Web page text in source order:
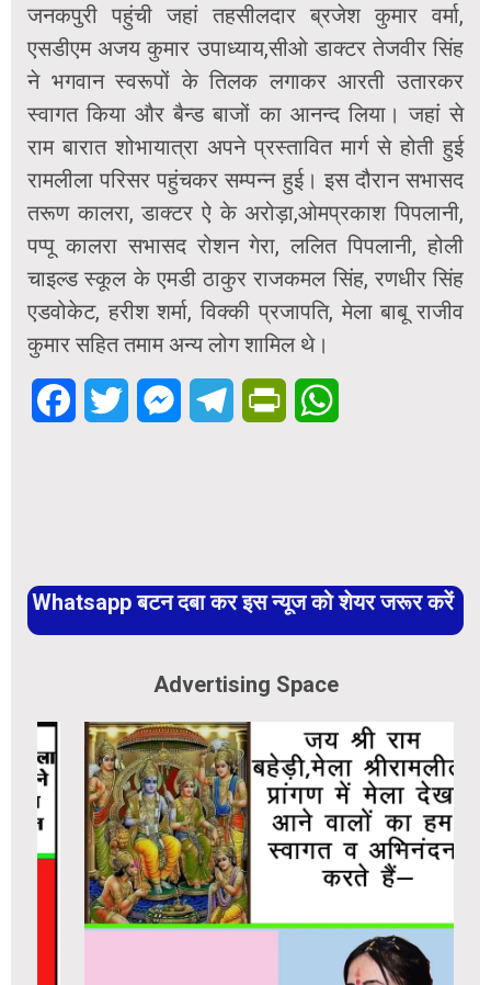
जनकपुरी पहुंची जहां तहसीलदार ब्रजेश कुमार वर्मा,
एसडीएम अजय कुमार उपाध्याय,सीओ डाक्टर तेजवीर सिंह
ने भगवान स्वरूपों के तिलक लगाकर आरती उतारकर
स्वागत किया और बैन्ड बाजों का आनन्द लिया। जहां से
राम बारात शोभायात्रा अपने प्रस्तावित मार्ग से होती हुई
रामलीला परिसर पहुंचकर सम्पन्न हुई। इस दौरान सभासद
तरूण कालरा, डाक्टर ऐ के अरोड़ा,ओमप्रकाश पिपलानी,
पप्पू कालरा सभासद रोशन गेरा, ललित पिपलानी, होली
चाइल्ड स्कूल के एमडी ठाकुर राजकमल सिंह, रणधीर सिंह
एडवोकेट, हरीश शर्मा, विक्की प्रजापति, मेला बाबू राजीव
कुमार सहित तमाम अन्य लोग शामिल थे।
FacebookTwitter MessengerTelegramPrintFriendly
Whatsapp बटन दबा कर इस न्यूज को शेयर जरूर करें
Advertising Space